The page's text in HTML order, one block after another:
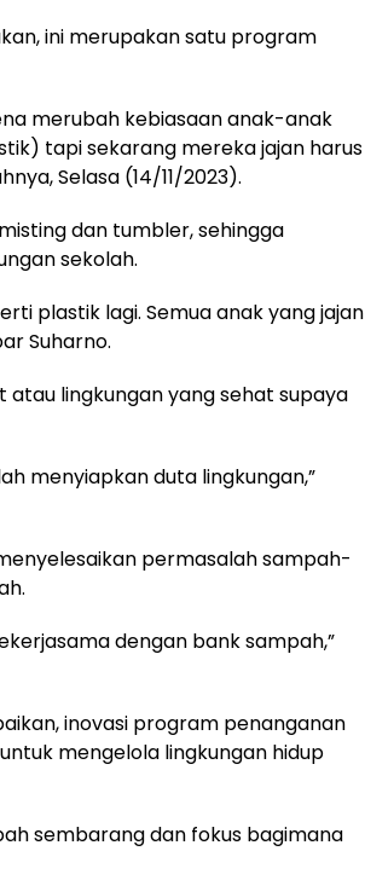
ini merupakan satu program
merubah kebiasaan anak-anak
tapi sekarang mereka jajan harus
Selasa (14/11/2023).
dan tumbler, sehingga
sekolah.
plastik lagi. Semua anak yang jajan
Suharno.
lingkungan yang sehat supaya
menyiapkan duta lingkungan,”
permasalah sampah-
dengan bank sampah,”
inovasi program penanganan
mengelola lingkungan hidup
sembarang dan fokus bagimana